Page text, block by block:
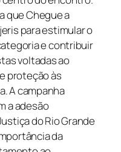
que Chegue a
para estimular o
e contribuir
voltadas ao
proteção às
A campanha
a adesão
do Rio Grande
da